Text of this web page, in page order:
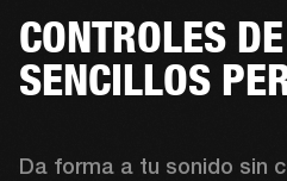
CONTROLES
SENCILLOS
Da forma a tu sonido sin